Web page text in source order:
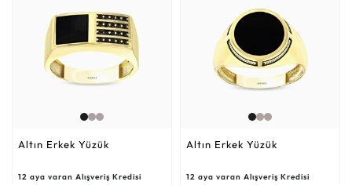
Altın Erkek Yüzük
12 aya varan Alışveriş Kredisi
Altın Erkek Yüzük
12 aya varan Alışveriş Kredisi